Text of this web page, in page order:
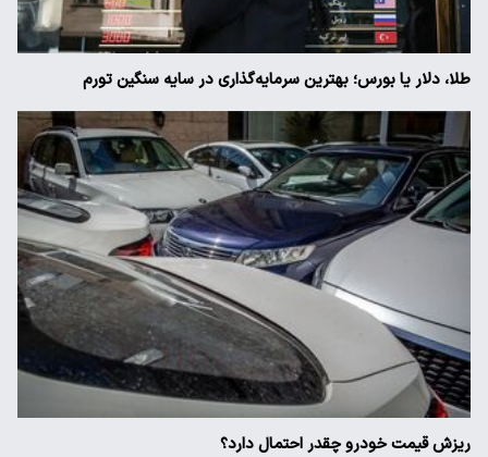
طلا، دلار یا بورس؛ بهترین سرمایه‌گذاری در سایه سنگین تورم
ریزش قیمت خودرو چقدر احتمال دارد؟